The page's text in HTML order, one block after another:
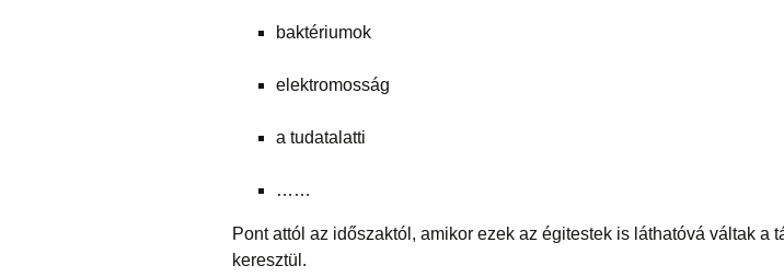
baktériumok
elektromosság
a tudatalatti
……
Pont attól az időszaktól, amikor ezek az égitestek is láthatóvá váltak a
keresztül.